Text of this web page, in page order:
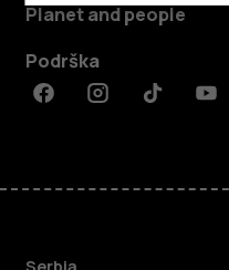
Planet and people
Podrška
FacebookInstagramTiktok